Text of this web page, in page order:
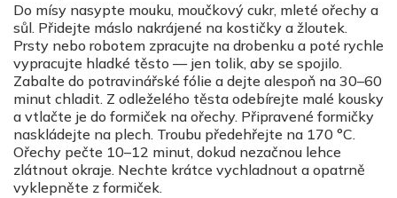
Do mísy nasypte mouku, moučkový cukr, mleté ořechy a
sůl. Přidejte máslo nakrájené na kostičky a žloutek.
Prsty nebo robotem zpracujte na drobenku a poté rychle
vypracujte hladké těsto — jen tolik, aby se spojilo.
Zabalte do potravinářské fólie a dejte alespoň na 30–60
minut chladit. Z odleželého těsta odebírejte malé kousky
a vtlačte je do formiček na ořechy. Připravené formičky
naskládejte na plech. Troubu předehřejte na 170 °C.
Ořechy pečte 10–12 minut, dokud nezačnou lehce
zlátnout okraje. Nechte krátce vychladnout a opatrně
vyklepněte z formiček.